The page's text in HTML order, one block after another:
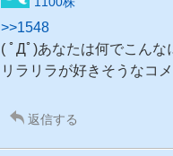
>>1548
( ﾟДﾟ)あなたは何でこんな
リラリラが好きそうなコ
返信する